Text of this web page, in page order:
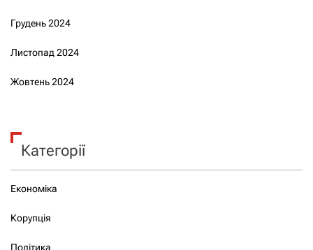
Грудень 2024
Листопад 2024
Жовтень 2024
Категорії
Економіка
Корупція
Політика